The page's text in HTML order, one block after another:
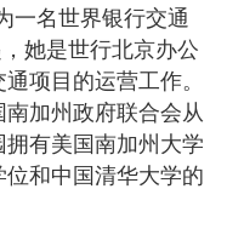
一名世界银行交通
她是世行北京办公
项目的运营工作。
加州政府联合会从
有美国南加州大学
和中国清华大学的